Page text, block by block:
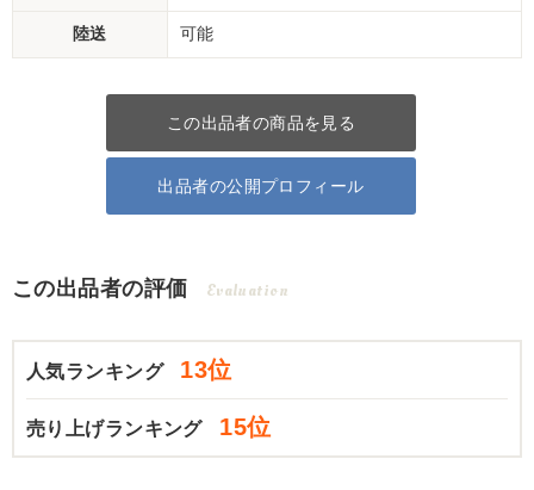
陸送 可能
この出品者の商品を見る
出品者の公開プロフィール
この出品者の評価 Evaluation
人気ランキング 13位
売り上げランキング 15位